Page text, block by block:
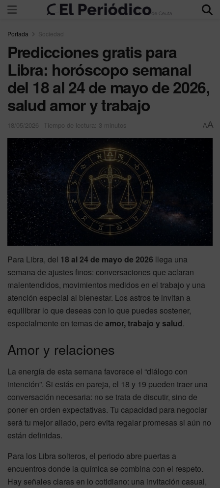
Portada Sociedad
Predicciones gratis para
Libra: horóscopo semanal
del 18 al 24 de mayo de 2026,
salud amor y trabajo
18/05/2026 Tiempo de lectura: 3 minutos AA
Para Libra, del 18 al 24 de mayo de 2026 llega una
semana de ajustes finos: conversaciones que aclaran
malentendidos, movimientos medidos en el trabajo y una
atención especial al bienestar. Los astros te invitan a
equilibrar lo que deseas con lo que puedes sostener,
especialmente en temas de amor, trabajo y salud.
Amor y relaciones
La energía de esta semana favorece el “diálogo con
intención”. Si estás en pareja, el 18 y 19 pueden traer una
conversación necesaria: no se trata de discutir, sino de
poner en orden expectativas. Tu capacidad para negociar
será tu mejor aliado, pero evita regalar promesas si aún no
están definidas.
Para los Libra solteros, el periodo abre puertas a
encuentros donde la química se combina con el respeto.
Hay señales claras en lo cotidiano: una invitación casual,